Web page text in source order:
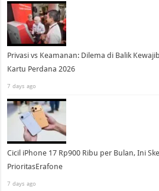
Privasi vs Keamanan: Dilema di Balik
Kartu Perdana 2026
7 days ago
Cicil iPhone 17 Rp900 Ribu per Bulan, Ini
PrioritasErafone
7 days ago